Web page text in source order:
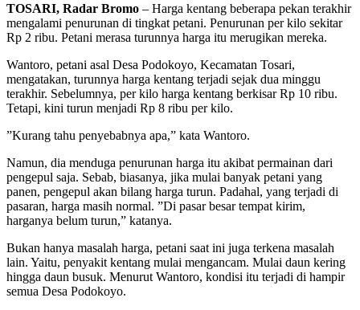
TOSARI, Radar Bromo – Harga kentang beberapa pekan terakhir
mengalami penurunan di tingkat petani. Penurunan per kilo sekitar
Rp 2 ribu. Petani merasa turunnya harga itu merugikan mereka.
Wantoro, petani asal Desa Podokoyo, Kecamatan Tosari,
mengatakan, turunnya harga kentang terjadi sejak dua minggu
terakhir. Sebelumnya, per kilo harga kentang berkisar Rp 10 ribu.
Tetapi, kini turun menjadi Rp 8 ribu per kilo.
”Kurang tahu penyebabnya apa,” kata Wantoro.
Namun, dia menduga penurunan harga itu akibat permainan dari
pengepul saja. Sebab, biasanya, jika mulai banyak petani yang
panen, pengepul akan bilang harga turun. Padahal, yang terjadi di
pasaran, harga masih normal. ”Di pasar besar tempat kirim,
harganya belum turun,” katanya.
Bukan hanya masalah harga, petani saat ini juga terkena masalah
lain. Yaitu, penyakit kentang mulai mengancam. Mulai daun kering
hingga daun busuk. Menurut Wantoro, kondisi itu terjadi di hampir
semua Desa Podokoyo.